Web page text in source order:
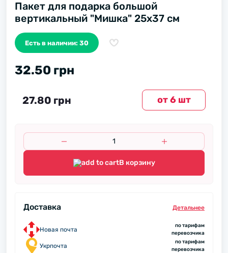
Пакет для подарка большой
вертикальный "Мишка" 25х37 см
Есть в наличии: 30
32.50 грн
от 6 шт
27.80 грн
В корзину
Доставка Детальнее
Новая почта
по тарифам
перевозчика
Укрпочта
по тарифам
перевозчика